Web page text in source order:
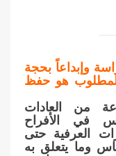
وإبداعاً بحجة
المطلوب هو حفظ
من العادات
في الأفراح
العرفية حتى
وما يتعلق به